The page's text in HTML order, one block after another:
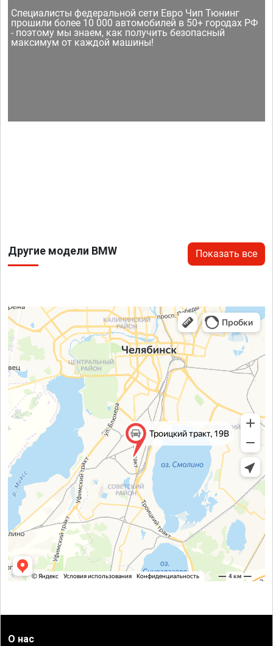
Специалисты федеральной сети Евро Чип Тюнинг
прошили более 10 000 автомобилей в 50+ городах РФ
- поэтому мы знаем, как получить безопасный
максимум от каждой машины!
Другие модели BMW Показать все
О нас